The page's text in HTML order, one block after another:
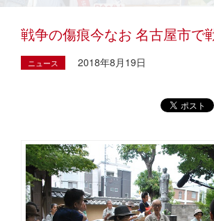
戦争の傷痕今なお 名古屋市で
ニュース 2018年8月19日